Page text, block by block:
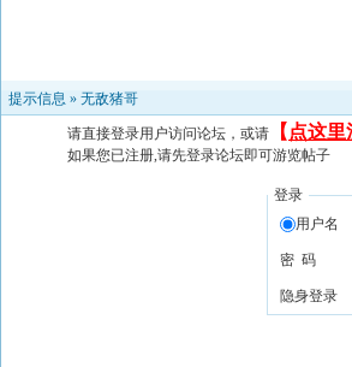
提示信息 » 无敌猪哥
请直接登录用户访问论坛，或请 【 点这里
如果您已注册,请先登录论坛即可游览帖子
登录
用户名
密 码
隐身登录